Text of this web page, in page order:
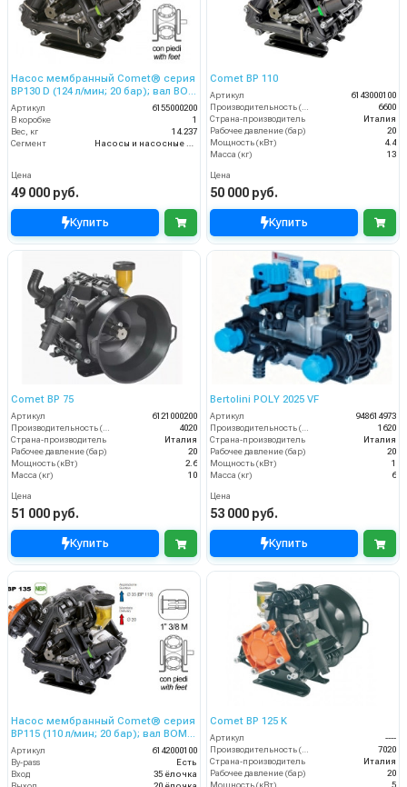
Насос мембранный Comet® серия
ВP130 D (124 л/мин; 20 бар); вал ВОМ
13/8
Артикул
6155000200
В коробке
1
Вес, кг
14.237
Сегмент
Цена
49 000 руб.
Купить
Comet BP 110
Артикул
6143000100
6600
Страна-производитель
Италия
Рабочее давление (бар)
20
Мощность (кВт)
4.4
Масса (кг)
13
Цена
50 000 руб.
Купить
Comet BP 75
Артикул
6121000200
Производительность (л/ч)
4020
Страна-производитель
Италия
Рабочее давление (бар)
20
Мощность (кВт)
2.6
Масса (кг)
10
Цена
51 000 руб.
Купить
Bertolini POLY 2025 VF
Артикул
948614973
Производительность (л/ч)
1620
Страна-производитель
Италия
Рабочее давление (бар)
20
Мощность (кВт)
1
Масса (кг)
6
Цена
53 000 руб.
Купить
Насос мембранный Comet® серия
ВP115 (110 л/мин; 20 бар); вал ВОМ
13/8
Артикул
6142000100
By-pass
Есть
Вход
35 ёлочка
Comet BP 125 K
Артикул
----
7020
Страна-производитель
Италия
Рабочее давление (бар)
20
Мощность (кВт)
5